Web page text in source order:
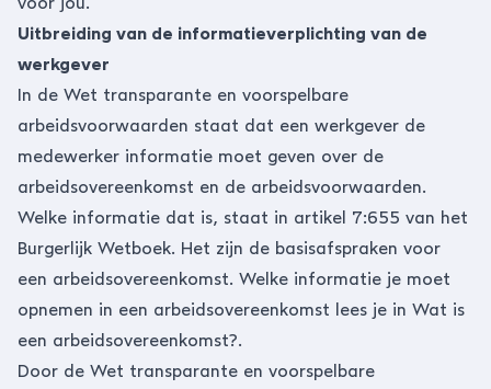
Uitbreiding van de informatieverplichting van de
werkgever
In de Wet transparante en voorspelbare
arbeidsvoorwaarden staat dat een werkgever de
medewerker informatie moet geven over de
arbeidsovereenkomst en de arbeidsvoorwaarden.
Welke informatie dat is, staat in artikel 7:655 van het
Burgerlijk Wetboek. Het zijn de basisafspraken voor
een arbeidsovereenkomst. Welke informatie je moet
opnemen in een arbeidsovereenkomst lees je in Wat is
een arbeidsovereenkomst?.
Door de Wet transparante en voorspelbare